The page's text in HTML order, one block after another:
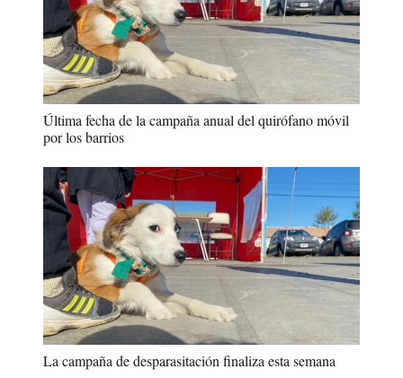
Última fecha de la campaña anual del quirófano móvil
por los barrios
La campaña de desparasitación finaliza esta semana